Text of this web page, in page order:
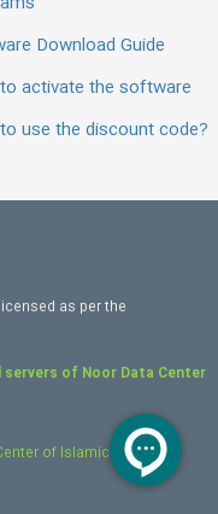
Download Guide
activate the software
use the discount code?
as per the
of Noor Data Center
of Islamic Sciences